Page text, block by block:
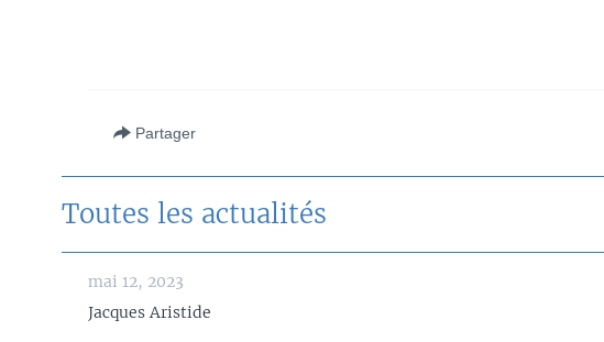
Partager
Toutes les actualités
mai 12, 2023
Jacques Aristide